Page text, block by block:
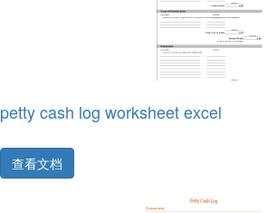
petty cash log worksheet excel
查看文档